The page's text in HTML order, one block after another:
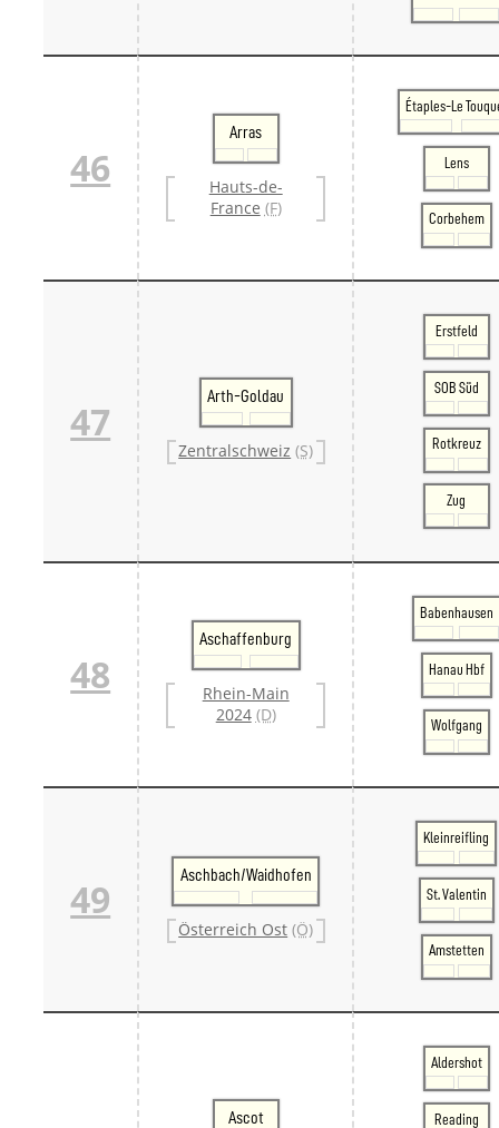
46
Arras
Hauts-de-
France (F)
Étaples-Le
Lens
Corbehem
47
Arth-Goldau
Zentralschweiz (S)
Erstfeld
SOB Süd
Rotkreuz
Zug
48
Aschaffenburg
Rhein-Main
2024 (D)
Babenhausen
Hanau Hbf
Wolfgang
49
Aschbach/Waidhofen
Österreich Ost (Ö)
Kleinreifling
St. Valentin
Amstetten
Ascot
Aldershot
Reading